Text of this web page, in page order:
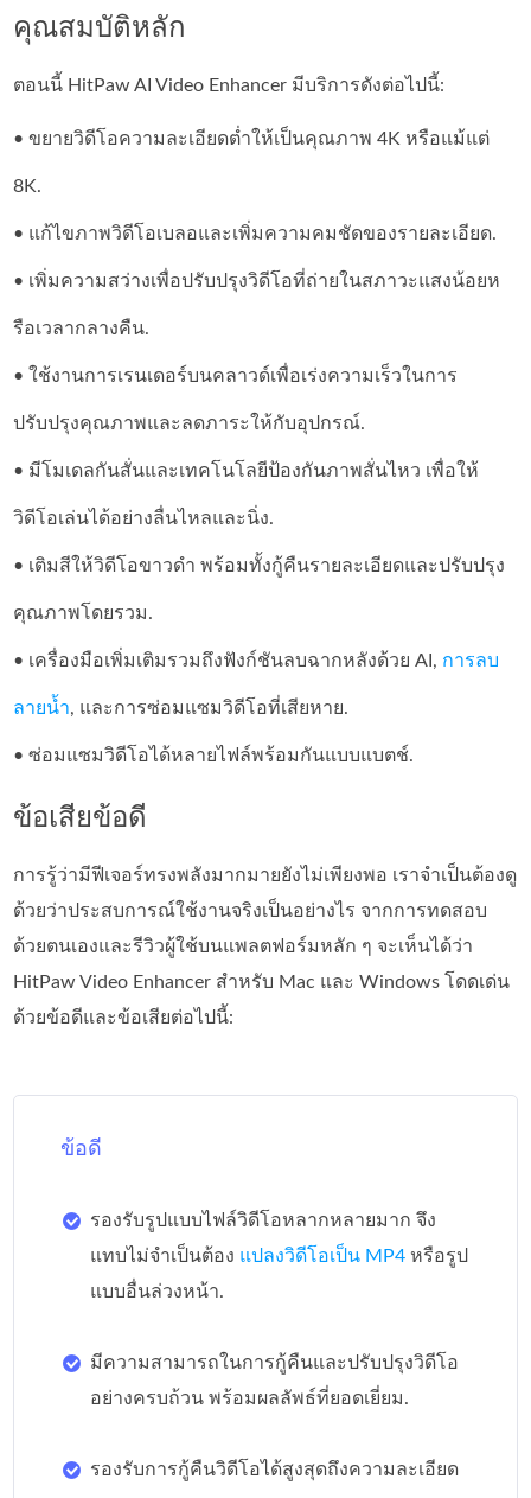
คุณสมบัติหลัก
ตอนนี้ HitPaw AI Video Enhancer มีบริการดังต่อไปนี้:
• ขยายวิดีโอความละเอียดต่ำให้เป็นคุณภาพ 4K หรือแม้แต่
8K.
• แก้ไขภาพวิดีโอเบลอและเพิ่มความคมชัดของรายละเอียด.
• เพิ่มความสว่างเพื่อปรับปรุงวิดีโอที่ถ่ายในสภาวะแสงน้อยห
รือเวลากลางคืน.
• ใช้งานการเรนเดอร์บนคลาวด์เพื่อเร่งความเร็วในการ
ปรับปรุงคุณภาพและลดภาระให้กับอุปกรณ์.
• มีโมเดลกันสั่นและเทคโนโลยีป้องกันภาพสั่นไหว เพื่อให้
วิดีโอเล่นได้อย่างลื่นไหลและนิ่ง.
• เติมสีให้วิดีโอขาวดำ พร้อมทั้งกู้คืนรายละเอียดและปรับปรุง
คุณภาพโดยรวม.
• เครื่องมือเพิ่มเติมรวมถึงฟังก์ชันลบฉากหลังด้วย AI, การลบ
ลายน้ำ, และการซ่อมแซมวิดีโอที่เสียหาย.
• ซ่อมแซมวิดีโอได้หลายไฟล์พร้อมกันแบบแบตช์.
ข้อเสียข้อดี
การรู้ว่ามีฟีเจอร์ทรงพลังมากมายยังไม่เพียงพอ เราจำเป็นต้องดู
ด้วยว่าประสบการณ์ใช้งานจริงเป็นอย่างไร จากการทดสอบ
ด้วยตนเองและรีวิวผู้ใช้บนแพลตฟอร์มหลัก ๆ จะเห็นได้ว่า
HitPaw Video Enhancer สำหรับ Mac และ Windows โดดเด่น
ด้วยข้อดีและข้อเสียต่อไปนี้:
ข้อดี
รองรับรูปแบบไฟล์วิดีโอหลากหลายมาก จึง
แทบไม่จำเป็นต้อง แปลงวิดีโอเป็น MP4 หรือรูป
แบบอื่นล่วงหน้า.
มีความสามารถในการกู้คืนและปรับปรุงวิดีโอ
อย่างครบถ้วน พร้อมผลลัพธ์ที่ยอดเยี่ยม.
รองรับการกู้คืนวิดีโอได้สูงสุดถึงความละเอียด